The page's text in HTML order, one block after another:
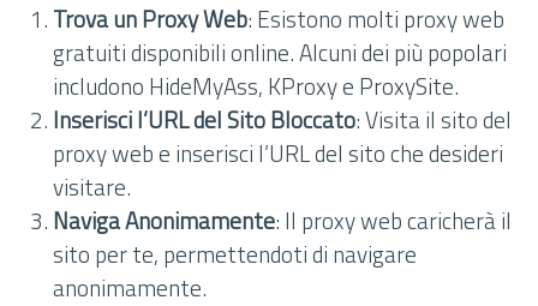
Trova un Proxy Web: Esistono molti proxy web
gratuiti disponibili online. Alcuni dei più popolari
includono HideMyAss, KProxy e ProxySite.
Inserisci l’URL del Sito Bloccato: Visita il sito del
proxy web e inserisci l’URL del sito che desideri
visitare.
Naviga Anonimamente: Il proxy web caricherà il
sito per te, permettendoti di navigare
anonimamente.